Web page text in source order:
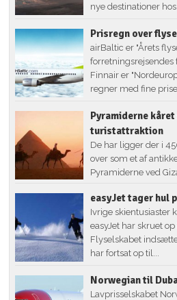
nye destinationer hos...
Prisregn over
airBaltic er "Årets
forretningsrejsendes
Finnair er
regner med fine
Pyramiderne
turistattraktion
De har ligger der i
over som et af
Pyramiderne ved
easyJet tager hul
Ivrige skientusiaster
easyJet har skruet
Flyselskabet
har fortsat op til...
Norwegian til
Lavprisselskabet